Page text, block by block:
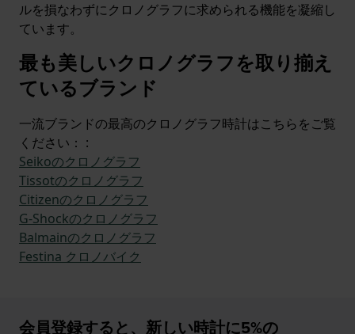
ルを損なわずにクロノグラフに求められる機能を凝縮し
ています。
最も美しいクロノグラフを取り揃え
ているブランド
一流ブランドの最高のクロノグラフ時計はこちらをご覧
ください： :
Seikoのクロノグラフ
Tissotのクロノグラフ
Citizenのクロノグラフ
G-Shockのクロノグラフ
Balmainのクロノグラフ
Festina クロノバイク
会員登録すると、新しい時計に5%の